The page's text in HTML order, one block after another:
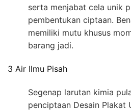
serta menjabat cela unik
pembentukan ciptaan.
memiliki mutu khusus
barang jadi.
3 Air Ilmu Pisah
Segenap larutan kimia
penciptaan Desain Plakat